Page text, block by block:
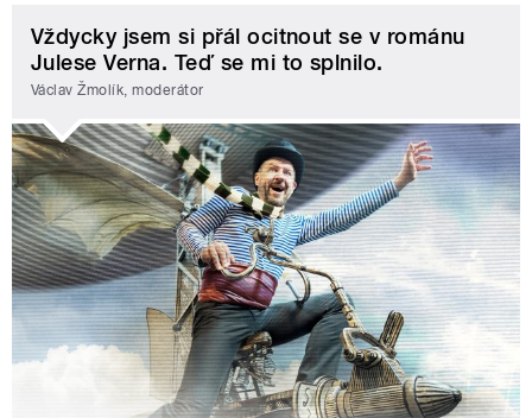
Vždycky jsem si přál ocitnout se v románu
Julese Verna. Teď se mi to splnilo.
Václav Žmolík, moderátor